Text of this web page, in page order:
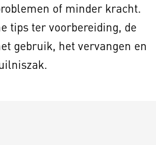
of minder kracht.
tips ter voorbereiding, de
gebruik, het vervangen en